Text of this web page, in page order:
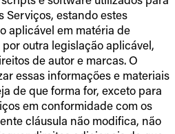
Serviços, estando estes
aplicável em matéria de
outra legislação aplicável,
de autor e marcas. O
essas informações e materiais
de que forma for, exceto para
em conformidade com os
cláusula não modifica, não